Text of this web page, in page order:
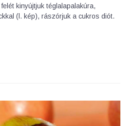
kinyújtjuk téglalapalakúra,
(l. kép), rászórjuk a cukros diót.